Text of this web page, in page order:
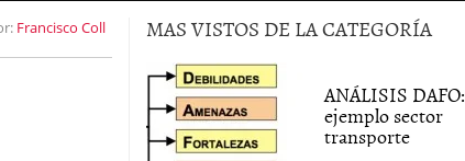
Francisco Coll
MAS VISTOS DE LA CATEGORÍA
ANÁLISIS DAFO:
ejemplo sector
transporte